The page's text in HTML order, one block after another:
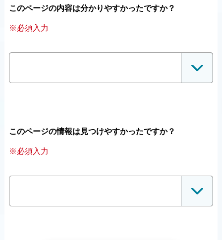
このページの内容は分かりやすかったですか？
※必須入力
このページの情報は見つけやすかったですか？
※必須入力